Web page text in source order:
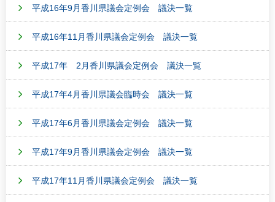
平成16年9月香川県議会定例会 議決一覧
平成16年11月香川県議会定例会 議決一覧
平成17年 2月香川県議会定例会 議決一覧
平成17年4月香川県議会臨時会 議決一覧
平成17年6月香川県議会定例会 議決一覧
平成17年9月香川県議会定例会 議決一覧
平成17年11月香川県議会定例会 議決一覧